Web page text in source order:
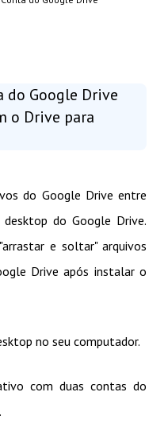
do Google Drive
o Drive para
do Google Drive entre
do Google Drive.
e soltar" arquivos
Drive após instalar o
no seu computador.
com duas contas do